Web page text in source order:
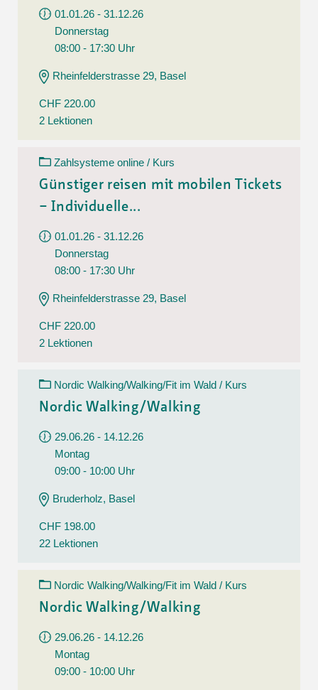
01.01.26 - 31.12.26
Donnerstag
08:00 - 17:30 Uhr
Rheinfelderstrasse 29, Basel
CHF 220.00
2 Lektionen
Zahlsysteme online / Kurs
Günstiger reisen mit mobilen Tickets
– Individuelle...
01.01.26 - 31.12.26
Donnerstag
08:00 - 17:30 Uhr
Rheinfelderstrasse 29, Basel
CHF 220.00
2 Lektionen
Nordic Walking/Walking/Fit im Wald / Kurs
Nordic Walking/Walking
29.06.26 - 14.12.26
Montag
09:00 - 10:00 Uhr
Bruderholz, Basel
CHF 198.00
22 Lektionen
Nordic Walking/Walking/Fit im Wald / Kurs
Nordic Walking/Walking
29.06.26 - 14.12.26
Montag
09:00 - 10:00 Uhr